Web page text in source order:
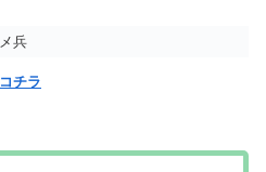
兵
チラ